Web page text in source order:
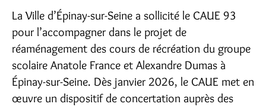
La Ville d’Épinay-sur-Seine a sollicité le CAUE 93
pour l’accompagner dans le projet de
réaménagement des cours de récréation du groupe
scolaire Anatole France et Alexandre Dumas à
Épinay-sur-Seine. Dès janvier 2026, le CAUE met en
œuvre un dispositif de concertation auprès des